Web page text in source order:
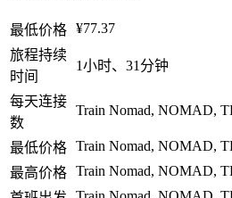
最低价格 ¥77.37
旅程持续
时间
1小时、31分钟
每天连接
数
Train Nomad, NOMAD,
最低价格 Train Nomad, NOMAD,
最高价格 Train Nomad, NOMAD,